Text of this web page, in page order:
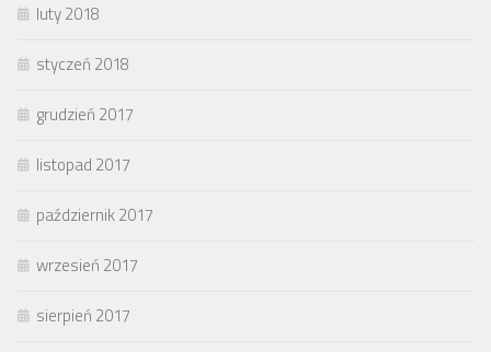
luty 2018
styczeń 2018
grudzień 2017
listopad 2017
październik 2017
wrzesień 2017
sierpień 2017